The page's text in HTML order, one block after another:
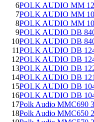
6POLK AUDIO MM
7POLK AUDIO MM
8POLK AUDIO MM
9POLK AUDIO DB
10POLK AUDIO DB
11POLK AUDIO DB
12POLK AUDIO DB
13POLK AUDIO DB
14POLK AUDIO DB
15POLK AUDIO DB
16POLK AUDIO DB
17Polk Audio MMC690
18Polk Audio MMC650